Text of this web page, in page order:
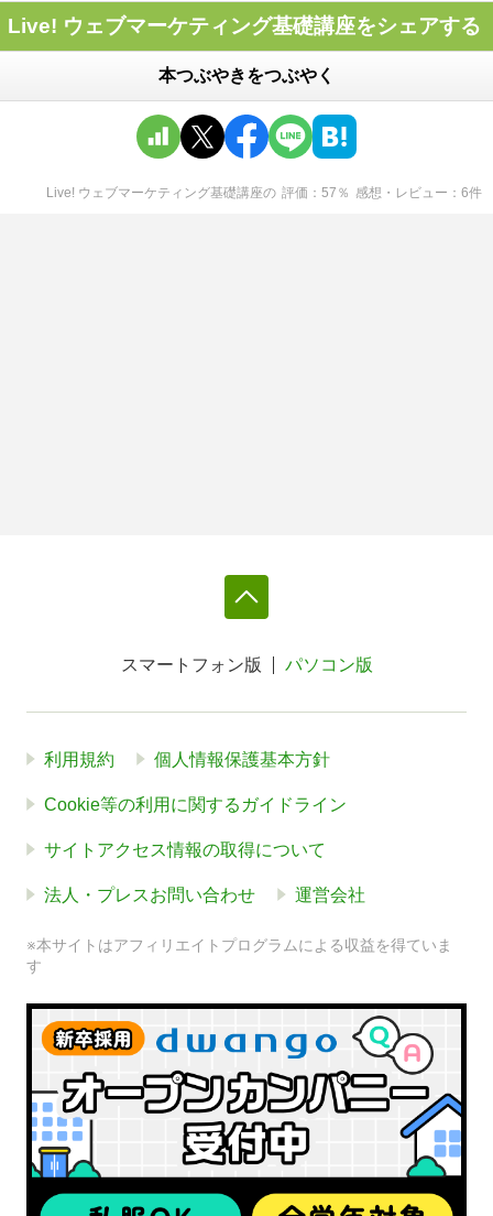
Live! ウェブマーケティング基礎講座をシェアする
本つぶやきをつぶやく
Live! ウェブマーケティング基礎講座の 評価 57 ％ 感想・レビュー 6件
スマートフォン版 パソコン版
利用規約 個人情報保護基本方針
Cookie等の利用に関するガイドライン
サイトアクセス情報の取得について
法人・プレスお問い合わせ 運営会社
※本サイトはアフィリエイトプログラムによる収益を得ていま
す